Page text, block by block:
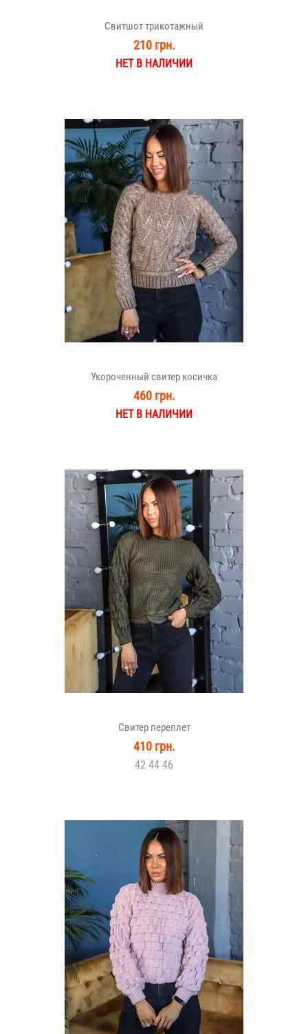
Свитшот трикотажный
210 грн.
НЕТ В НАЛИЧИИ
Укороченный свитер косичка
460 грн.
НЕТ В НАЛИЧИИ
Свитер переплет
410 грн.
42 44 46